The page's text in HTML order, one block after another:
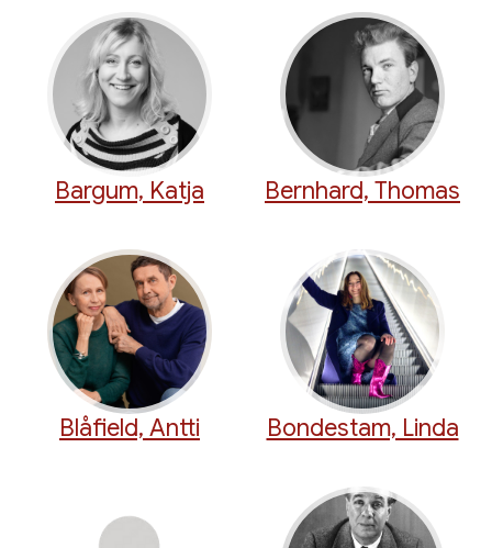
Bargum, Katja Bernhard, Thomas
Blåfield, Antti Bondestam, Linda